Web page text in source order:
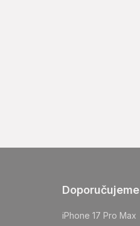
Doporučujeme
iPhone 17 Pro Max